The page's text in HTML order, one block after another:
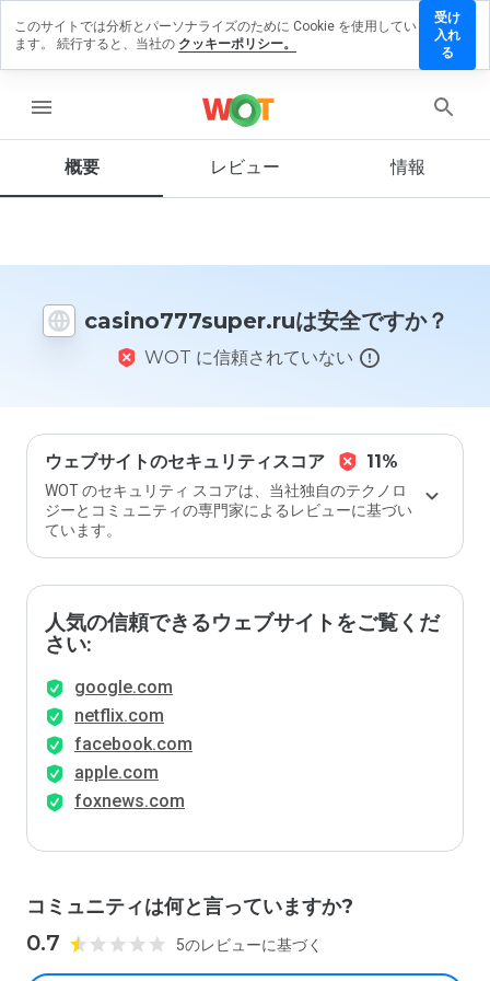
menu
概要 レビュー 情報
casino777super.ruは安全ですか？
WOT に信頼されていない
ウェブサイトのセキュリティスコア 11%
WOT のセキュリティ スコアは、当社独自のテクノロ
ジーとコミュニティの専門家によるレビューに基づい
ています。
人気の信頼できるウェブサイトをご覧くだ
さい:
google.com
netflix.com
facebook.com
apple.com
foxnews.com
コミュニティは何と言っていますか?
0.7 5のレビューに基づく
ューを残す
ウェ
を1
5の
で、
ます
か？
このサイトでは分析とパーソナライズのために Cookie を使用してい
ます。 続行すると、当社の クッキーポリシー。
受け
入れ
る